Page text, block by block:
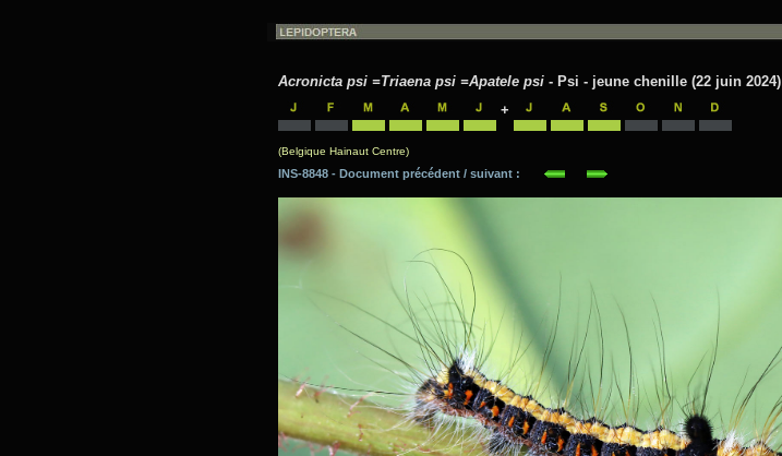
Acronicta psi =Triaena psi =Apatele psi - Psi - jeune chenille (22 juin 2024)
+
(Belgique Hainaut Centre)
INS-8848 - Document précédent / suivant :